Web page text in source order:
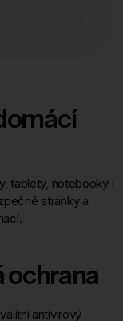
tablety, notebooky i
stránky a
ochrana
antivirový